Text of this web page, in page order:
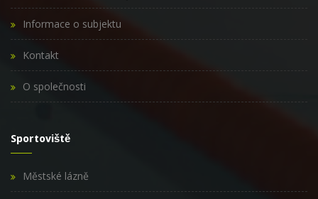
Informace o subjektu
Kontakt
O společnosti
Sportoviště
Městské lázně